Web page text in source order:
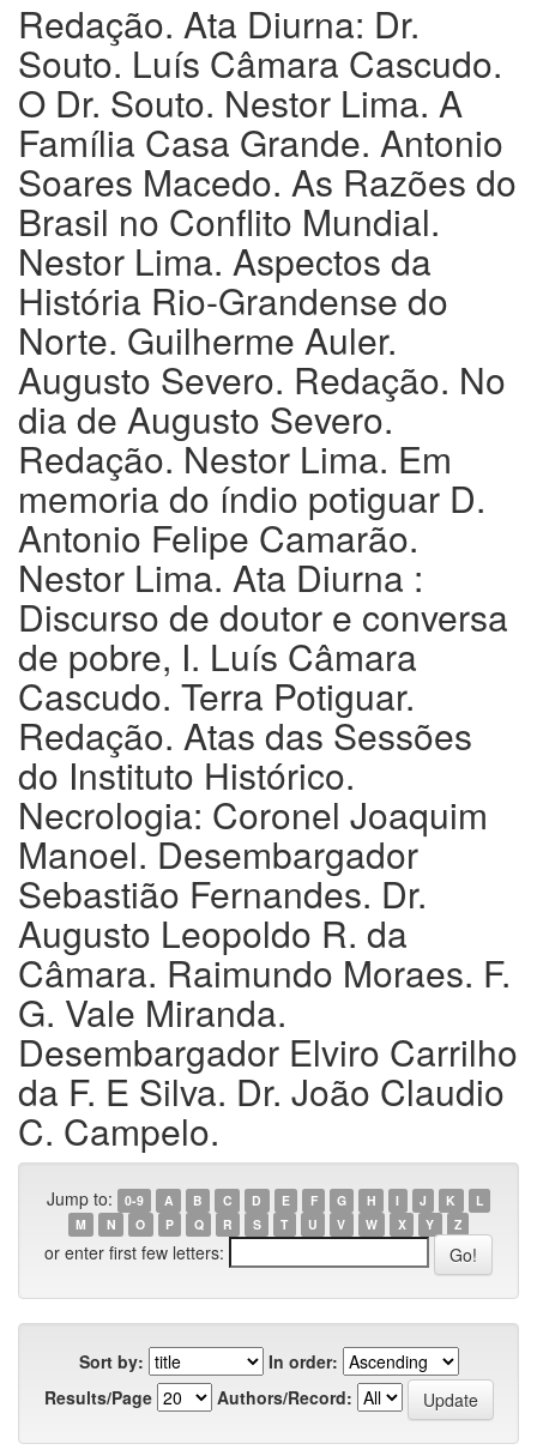
Redação. Ata Diurna: Dr.
Souto. Luís Câmara Cascudo.
O Dr. Souto. Nestor Lima. A
Família Casa Grande. Antonio
Soares Macedo. As Razões do
Brasil no Conflito Mundial.
Nestor Lima. Aspectos da
História Rio-Grandense do
Norte. Guilherme Auler.
Augusto Severo. Redação. No
dia de Augusto Severo.
Redação. Nestor Lima. Em
memoria do índio potiguar D.
Antonio Felipe Camarão.
Nestor Lima. Ata Diurna :
Discurso de doutor e conversa
de pobre, I. Luís Câmara
Cascudo. Terra Potiguar.
Redação. Atas das Sessões
do Instituto Histórico.
Necrologia: Coronel Joaquim
Manoel. Desembargador
Sebastião Fernandes. Dr.
Augusto Leopoldo R. da
Câmara. Raimundo Moraes. F.
G. Vale Miranda.
Desembargador Elviro Carrilho
da F. E Silva. Dr. João Claudio
C. Campelo.
Jump to: 0-9 A B C D E F G H I J K
L
M
N O P Q R S T U V W X Y Z
or enter first few letters:
Sort by:
In order:
Results/Page
Authors/Record: